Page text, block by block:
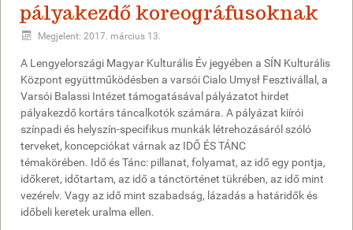
pályakezdő koreográfusoknak
Megjelent: 2017. március 13.
A Lengyelországi Magyar Kulturális Év jegyében a SÍN Kulturális
Központ együttműködésben a varsói Cialo Umysł Fesztivállal, a
Varsói Balassi Intézet támogatásával pályázatot hirdet
pályakezdő kortárs táncalkotók számára. A pályázat kiírói
színpadi és helyszín-specifikus munkák létrehozásáról szóló
terveket, koncepciókat várnak az IDŐ ÉS TÁNC
témakörében. Idő és Tánc: pillanat, folyamat, az idő egy pontja,
időkeret, időtartam, az idő a tánctörténet tükrében, az idő mint
vezérelv. Vagy az idő mint szabadság, lázadás a határidők és
időbeli keretek uralma ellen.